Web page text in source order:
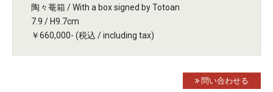
陶々菴箱 / With a box signed by Totoan
7.9 / H9.7cm
￥660,000- (税込 / including tax)
問い合わせる